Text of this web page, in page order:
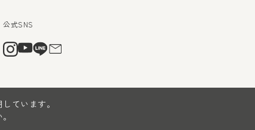
ています。